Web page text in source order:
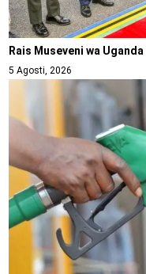
Rais Museveni wa
5 Agosti, 2026